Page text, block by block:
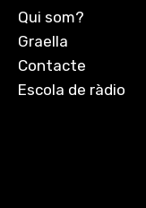
Qui som?
Graella
Contacte
Escola de ràdio